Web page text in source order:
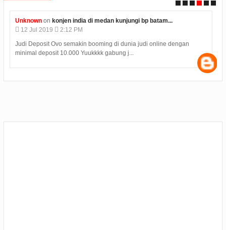
Unknownon konjen india di medan kunjungi bp batam...
12 Jul 2019
2:12 PM
Judi Deposit Ovo semakin booming di dunia judi online dengan
minimal deposit 10.000 Yuukkkk gabung j...